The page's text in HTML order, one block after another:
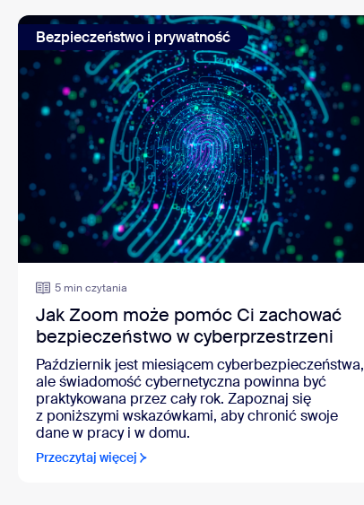
Bezpieczeństwo i prywatność
5 min czytania
Jak Zoom może pomóc Ci zachować
bezpieczeństwo w cyberprzestrzeni
Październik jest miesiącem cyberbezpieczeństwa,
ale świadomość cybernetyczna powinna być
praktykowana przez cały rok. Zapoznaj się
z poniższymi wskazówkami, aby chronić swoje
dane w pracy i w domu.
Przeczytaj więcej